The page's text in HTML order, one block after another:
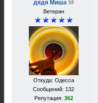
дядя Миша
Ветеран
Откуда: Одесса
Сообщений: 132
Репутация: 362